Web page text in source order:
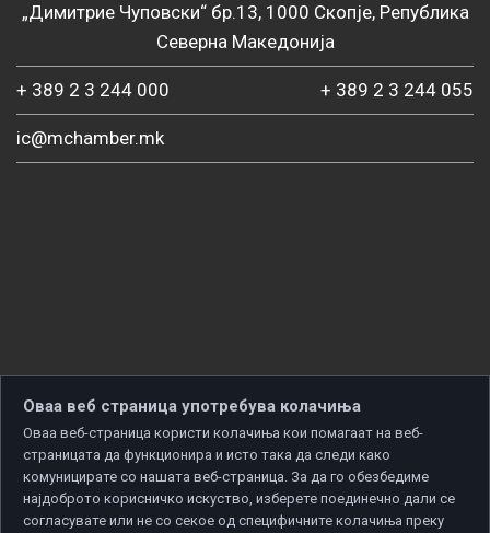
„Димитрие Чуповски“ бр.13, 1000 Скопје, Република
Северна Македонија
+ 389 2 3 244 000 + 389 2 3 244 055
ic@mchamber.mk
Оваа веб страница употребува колачиња
Оваа веб-страница користи колачиња кои помагаат на веб-
страницата да функционира и исто така да следи како
комуницирате со нашата веб-страница. За да го обезбедиме
најдоброто корисничко искуство, изберете поединечно дали се
согласувате или не со секое од специфичните колачиња преку